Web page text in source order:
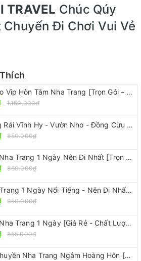
TRAVEL Chúc Qúy
Chuyến Đi Chơi Vui Vẻ
Tour 3 Đảo Vip Hòn Tằm Nha Trang [Trọn Gói – Ưu Đãi 30%]
1.150.000₫
Tour Hang Rái Vĩnh Hy - Vườn Nho - Đồng Cừu [ ĐẸP-RẺ-CHẤT]
850.000₫
Tour Đảo Nha Trang 1 Ngày Nên Đi Nhất [Trọn Gói – Ưu Đãi 30%]
860.000₫
Tour Nha Trang 1 Ngày Nổi Tiếng - Nên Đi Nhất [Ưu Đãi 30%]
950.000₫
City Tour Nha Trang 1 Ngày [Giá Rẻ - Chất Lượng - Giảm 30%]
855.000₫
Tour Du Thuyền Nha Trang Ngắm Hoàng Hôn [Sang Trọng - Đẳng Cấp Nhưng Giá Rẻ]